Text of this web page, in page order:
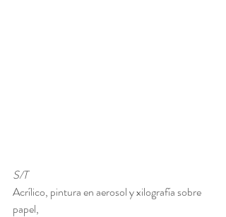
S/T
Acrílico, pintura en aerosol y xilografía sobre
papel,